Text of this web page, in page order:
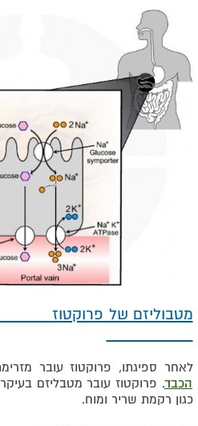
מטבוליזם
לאחר ספיגתו, פרוקטוז עובר
הכבד. פרוקטוז עובר מטבליזם בעיקר
כגון רקמת שריר ומוח.